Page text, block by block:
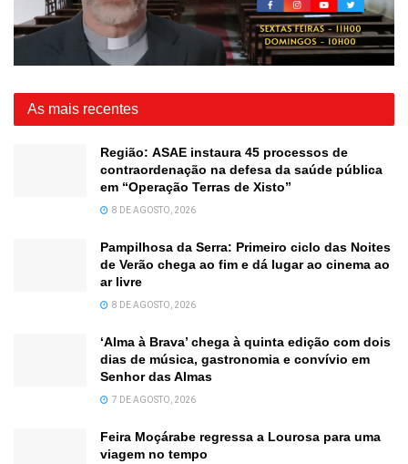
As mais recentes
Região: ASAE instaura 45 processos de
contraordenação na defesa da saúde pública
em “Operação Terras de Xisto”
8 DE AGOSTO, 2026
Pampilhosa da Serra: Primeiro ciclo das Noites
de Verão chega ao fim e dá lugar ao cinema ao
ar livre
8 DE AGOSTO, 2026
‘Alma à Brava’ chega à quinta edição com dois
dias de música, gastronomia e convívio em
Senhor das Almas
7 DE AGOSTO, 2026
Feira Moçárabe regressa a Lourosa para uma
viagem no tempo